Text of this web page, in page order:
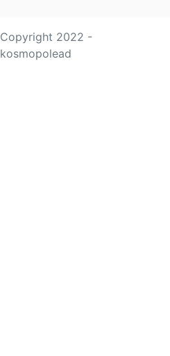
Copyright 2022 -
kosmopolead